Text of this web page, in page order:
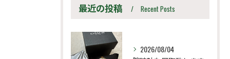
最近の投稿 Recent Posts
2026/08/04